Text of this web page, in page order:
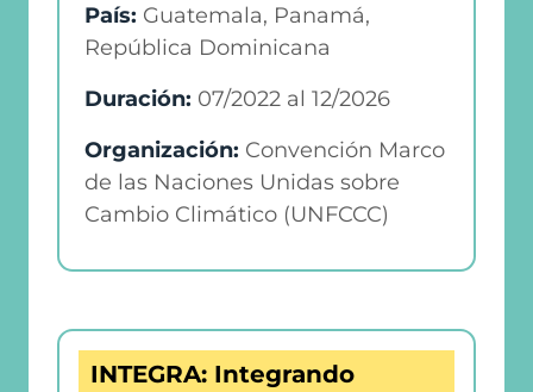
País: Guatemala, Panamá,
República Dominicana
Duración: 07/2022 al 12/2026
Organización: Convención Marco
de las Naciones Unidas sobre
Cambio Climático (UNFCCC)
INTEGRA: Integrando